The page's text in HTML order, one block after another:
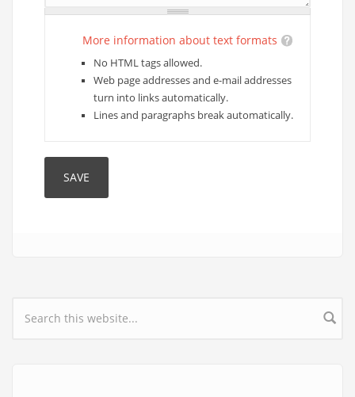
More information about text formats
No HTML tags allowed.
Web page addresses and e-mail addresses
turn into links automatically.
Lines and paragraphs break automatically.
Search form